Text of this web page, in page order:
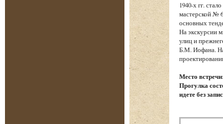
1940-х гг.
мастерской №
основных
На экскурсии
улиц и
Б.М. Иофана.
Место
Прогулка
идете без